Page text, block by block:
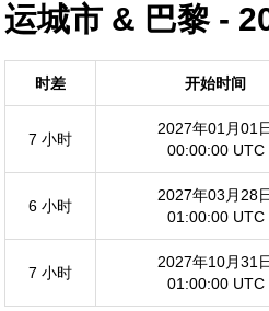
运城市 & 巴黎 -
时差 开始时间
7 小时
2027年01月01
00:00:00 UTC
6 小时
2027年03月28
01:00:00 UTC
7 小时
2027年10月31
01:00:00 UTC